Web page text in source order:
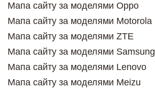
Мапа сайту за моделями Oppo
Мапа сайту за моделями Motorola
Мапа сайту за моделями ZTE
Мапа сайту за моделями Samsung
Мапа сайту за моделями Lenovo
Мапа сайту за моделями Meizu